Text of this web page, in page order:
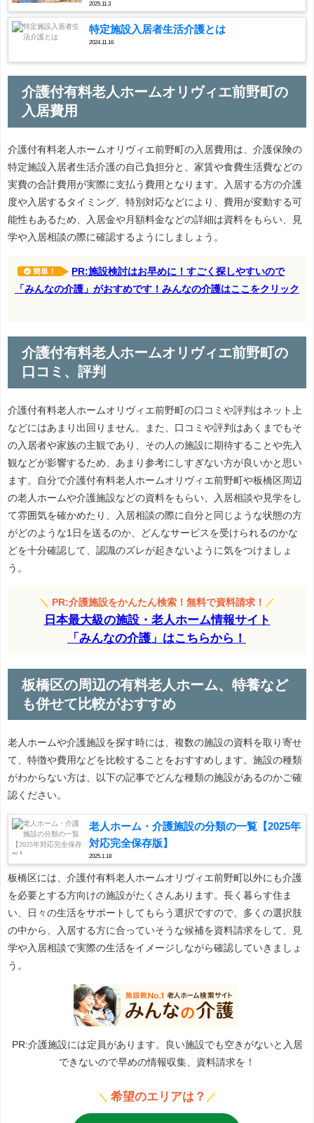
2025.11.3
特定施設入居者生活介護とは
2024.11.16
介護付有料老人ホームオリヴィエ前野町の
入居費用
介護付有料老人ホームオリヴィエ前野町の入居費用は、介護保険の
特定施設入居者生活介護の自己負担分と、家賃や食費生活費などの
実費の合計費用が実際に支払う費用となります。入居する方の介護
度や入居するタイミング、特別対応などにより、費用が変動する可
能性もあるため、入居金や月額料金などの詳細は資料をもらい、見
学や入居相談の際に確認するようにしましょう。
簡単！
PR:施設検討はお早めに！すごく探しやすいので
「みんなの介護」がおすめです！みんなの介護はここをクリック
介護付有料老人ホームオリヴィエ前野町の
口コミ、評判
介護付有料老人ホームオリヴィエ前野町の口コミや評判はネット上
などにはあまり出回りません。また、口コミや評判はあくまでもそ
の入居者や家族の主観であり、その人の施設に期待することや先入
観などが影響するため、あまり参考にしすぎない方が良いかと思い
ます。自分で介護付有料老人ホームオリヴィエ前野町や板橋区周辺
の老人ホームや介護施設などの資料をもらい、入居相談や見学をし
て雰囲気を確かめたり、入居相談の際に自分と同じような状態の方
がどのような1日を送るのか、どんなサービスを受けられるのかな
どを十分確認して、認識のズレが起きないように気をつけましょ
う。
＼ PR:介護施設をかんたん検索！無料で資料請求！ ／
日本最大級の施設・老人ホーム情報サイト
「みんなの介護」はこちらから！
板橋区の周辺の有料老人ホーム、特養など
も併せて比較がおすすめ
老人ホームや介護施設を探す時には、複数の施設の資料を取り寄せ
て、特徴や費用などを比較することをおすすめします。施設の種類
がわからない方は、以下の記事でどんな種類の施設があるのかご確
認ください。
老人ホーム・介護施設の分類の一覧【2025年
対応完全保存版】
2025.1.18
板橋区には、介護付有料老人ホームオリヴィエ前野町以外にも介護
を必要とする方向けの施設がたくさんあります。長く暮らす住ま
い、日々の生活をサポートしてもらう選択ですので、多くの選択肢
の中から、入居する方に合っていそうな候補を資料請求をして、見
学や入居相談で実際の生活をイメージしながら確認していきましょ
う。
PR:介護施設には定員があります。良い施設でも空きがないと入居
できないので早めの情報収集、資料請求を！
＼ 希望のエリアは？ ／